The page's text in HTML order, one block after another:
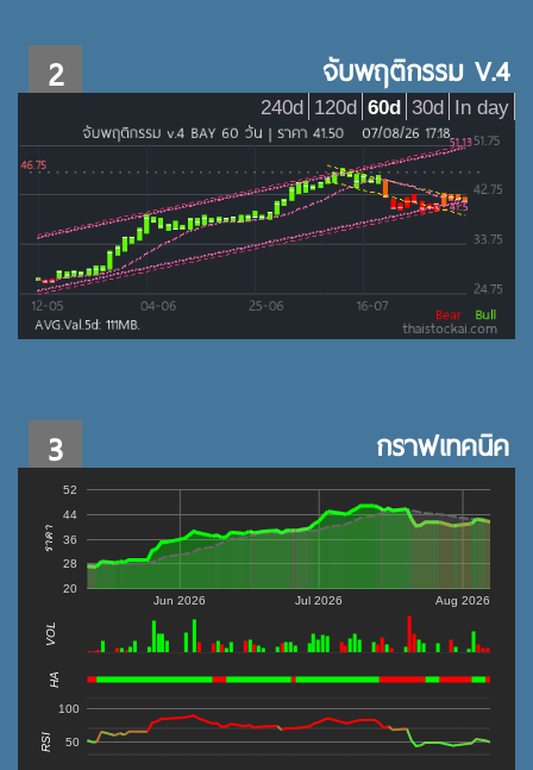
2 จับพฤติกรรม V.4
In day
30d
60d
120d
240d
3 กราฟเทคนิค
Jun 2026 Jul 2026 Aug 2026
20
28
36
44
52
ราคา
VOL
HA
50
100
RSI